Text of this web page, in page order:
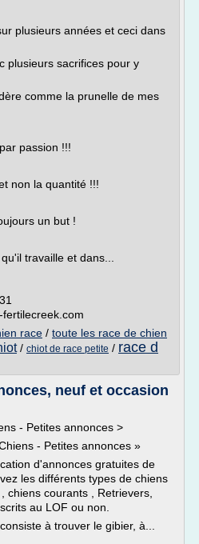
plusieurs années et ceci dans
plusieurs sacrifices pour y
comme la prunelle de mes
passion !!!
non la quantité !!!
un but !
travaille et dans...
race / toute les race de chien
/ chiot de race petite / race d
neuf et occasion
- Petites annonces >
- Petites annonces »
d'annonces gratuites de
les différents types de chiens
chiens courants , Retrievers,
au LOF ou non.
à trouver le gibier, à...